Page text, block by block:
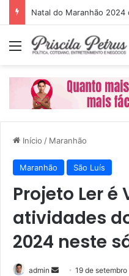
Natal do Maranhão 2024
Menu
Início / Maranhão
Maranhão São Luís
Projeto Ler
atividades
2024 neste
admin 19 de